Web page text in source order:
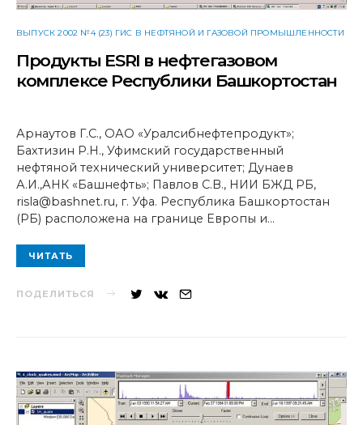
ВЫПУСК 2002 №4 (23) ГИС В НЕФТЯНОЙ И ГАЗОВОЙ ПРОМЫШЛЕННОСТИ
Продукты ESRI в нефтегазовом
комплексе Республики Башкортостан
Арнаутов Г.С., ОАО «Уралсибнефтепродукт»;
Бахтизин Р.Н., Уфимский государственный
нефтяной технический университет; Дунаев
А.И.,АНК «Башнефть»; Павлов С.В., НИИ БЖД РБ,
risla@bashnet.ru, г. Уфа. Республика Башкортостан
(РБ) расположена на границе Европы и…
ЧИТАТЬ
ПОДЕЛИТЬСЯ